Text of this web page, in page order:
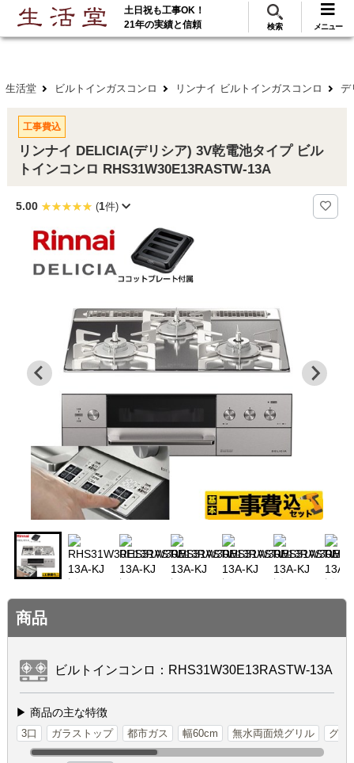
ご利用 288万･工事実績117万件! 無料見積
土日祝も工事OK！
21年の実績と信頼
検索 メニュー
生活堂 ビルトインガスコンロ リンナイ ビルトインガスコンロ デ
工事費込
リンナイ DELICIA(デリシア) 3V乾電池タイプ ビル
トインコンロ RHS31W30E13RASTW-13A
5.00 (1件)
商品
ビルトインコンロ：RHS31W30E13RASTW-13A
▶ 商品の主な特徴
3口 ガラストップ 都市ガス 幅60cm 無水両面焼グリル グリ